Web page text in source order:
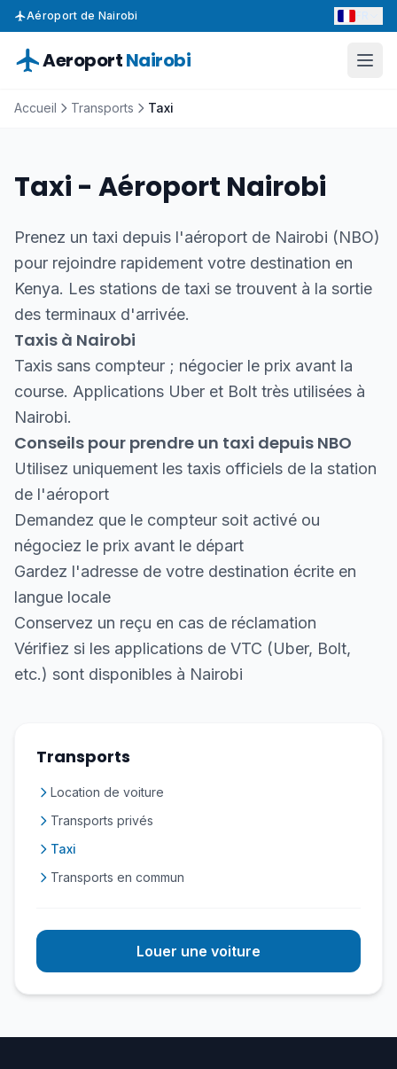
Aéroport de Nairobi
AeroportNairobi
Accueil Transports Taxi
Taxi - Aéroport Nairobi
Prenez un taxi depuis l'aéroport de Nairobi (NBO)
pour rejoindre rapidement votre destination en
Kenya. Les stations de taxi se trouvent à la sortie
des terminaux d'arrivée.
Taxis à Nairobi
Taxis sans compteur ; négocier le prix avant la
course. Applications Uber et Bolt très utilisées à
Nairobi.
Conseils pour prendre un taxi depuis NBO
Utilisez uniquement les taxis officiels de la station
de l'aéroport
Demandez que le compteur soit activé ou
négociez le prix avant le départ
Gardez l'adresse de votre destination écrite en
langue locale
Conservez un reçu en cas de réclamation
Vérifiez si les applications de VTC (Uber, Bolt,
etc.) sont disponibles à Nairobi
Transports
Location de voiture
Transports privés
Taxi
Transports en commun
Louer une voiture